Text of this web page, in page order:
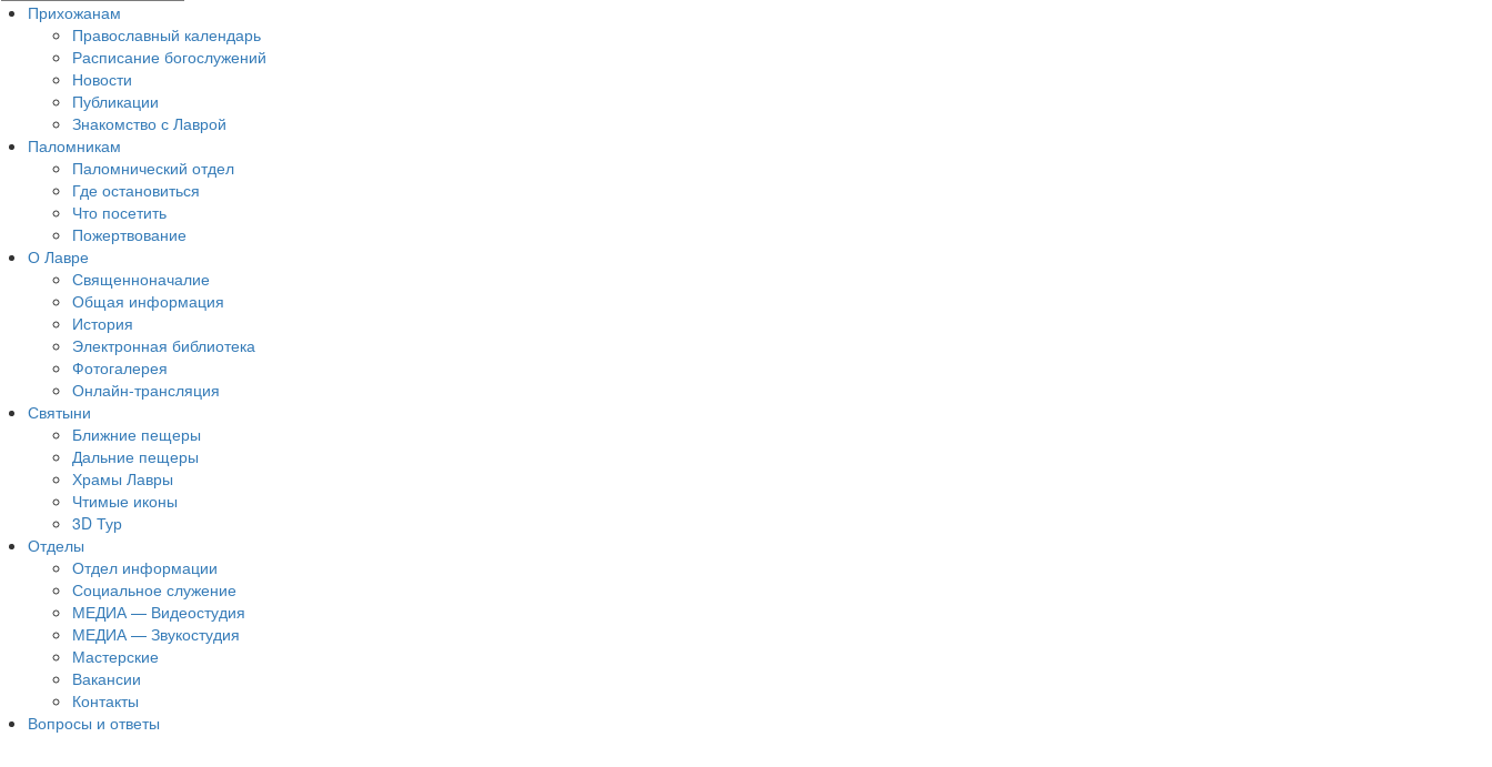
Прихожанам
Православный календарь
Расписание богослужений
Новости
Публикации
Знакомство с Лаврой
Паломникам
Паломнический отдел
Где остановиться
Что посетить
Пожертвование
О Лавре
Священноначалие
Общая информация
История
Электронная библиотека
Фотогалерея
Онлайн-трансляция
Святыни
Ближние пещеры
Дальние пещеры
Храмы Лавры
Чтимые иконы
3D Тур
Отделы
Отдел информации
Социальное служение
МЕДИА — Видеостудия
МЕДИА — Звукостудия
Мастерские
Вакансии
Контакты
Вопросы и ответы